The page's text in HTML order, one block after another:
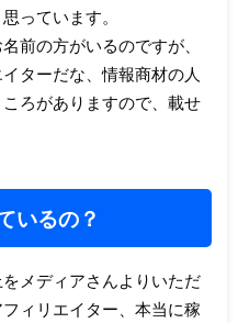
っています。
前の方がいるのですが、
ターだな、情報商材の人
ろがありますので、載せ
いるの？
メディアさんよりいただ
ィリエイター、本当に稼